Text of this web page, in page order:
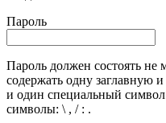
Пароль
Пароль должен состоять не
содержать одну заглавную
и один специальный
символы: \ , / : .